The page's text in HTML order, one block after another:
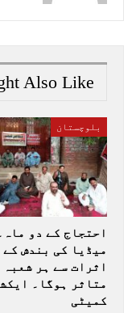
Also Like
بلوچستان
احتجاج کے دو
میڈیا کی بندش کے
اثرات سے ہر شعبہ
متاثر ہوگا۔
کمیٹی